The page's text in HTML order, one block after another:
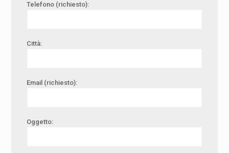
Telefono (richiesto):
Città:
Email (richiesto):
Oggetto: